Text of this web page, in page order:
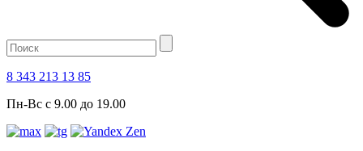
8 343 213 13 85
Пн-Вс с 9.00 до 19.00